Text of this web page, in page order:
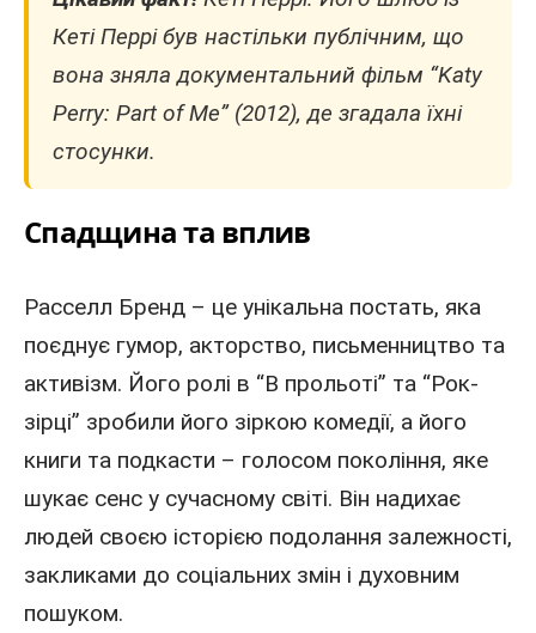
Кеті Перрі був настільки публічним, що
вона зняла документальний фільм “Katy
Perry: Part of Me” (2012), де згадала їхні
стосунки.
Спадщина та вплив
Расселл Бренд – це унікальна постать, яка
поєднує гумор, акторство, письменництво та
активізм. Його ролі в “В прольоті” та “Рок-
зірці” зробили його зіркою комедії, а його
книги та подкасти – голосом покоління, яке
шукає сенс у сучасному світі. Він надихає
людей своєю історією подолання залежності,
закликами до соціальних змін і духовним
пошуком.